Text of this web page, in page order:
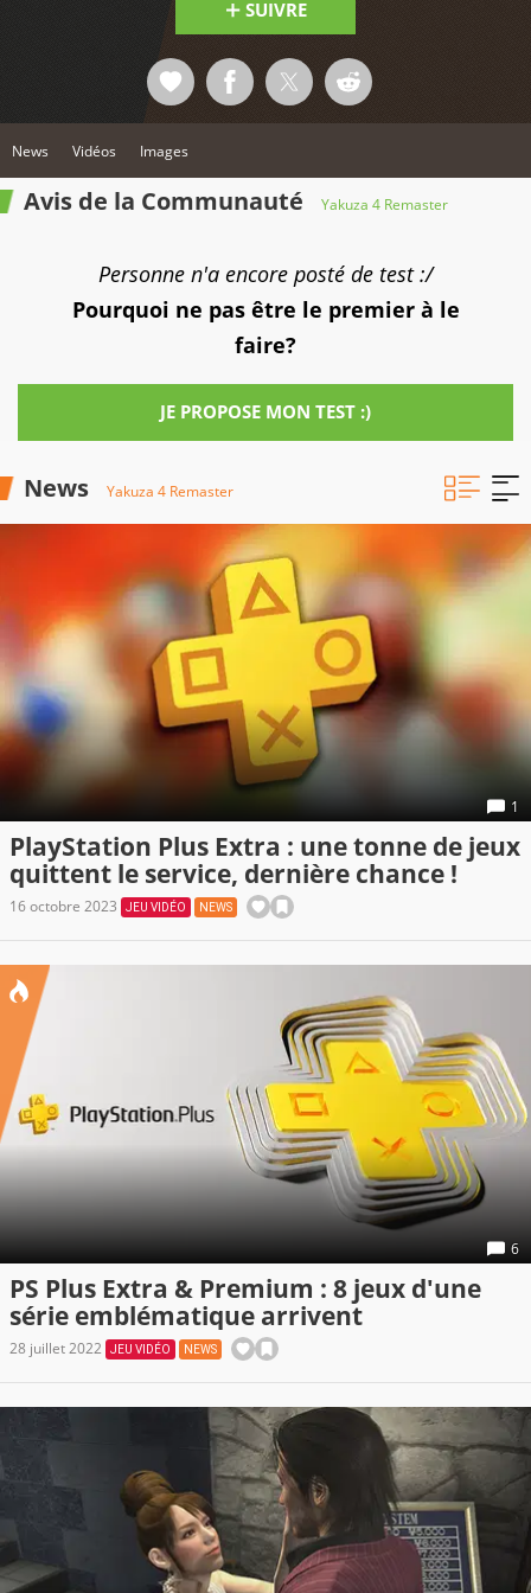
SUIVRE
News Vidéos Images
Avis de la Communauté Yakuza 4 Remaster
Personne n'a encore posté de test :/
Pourquoi ne pas être le premier à le
faire?
JE PROPOSE MON TEST :)
News Yakuza 4 Remaster
1
PlayStation Plus Extra : une tonne de jeux
quittent le service, dernière chance !
16 octobre 2023 JEU VIDÉO NEWS
6
PS Plus Extra & Premium : 8 jeux d'une
série emblématique arrivent
28 juillet 2022 JEU VIDÉO NEWS